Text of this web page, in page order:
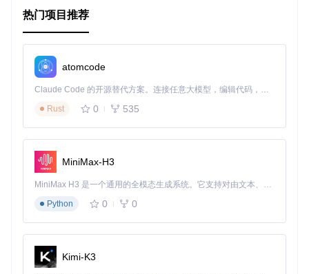
其他技术栈紧密集成，如 Docker 用于容器化、Kubernetes 用
与 Docker 集成
使用 Dockerfile 定义环境，使得项目的部署标准化，提高跨
平台兼容性。
提供 K8s 配置模板，允许轻松地将Winnie应用部署到 Ku
请注意，上述内容是基于虚构情景编写的，实际项目细节应参
考真实仓库中的 README 文件和其他官方文档。
热门项目推荐
atomcode
Claude Code 的开源替代方案。连接任意大模型，编辑代码，运行命令，自动验证 — 全自动执行。用 Rust 构建，极致性能。 ｜ An open-source alternative to Claude Code. Connect any LLM, edit code, run commands, and verify changes — autonomously. Built in Rust for speed. Get Started
Rust
0 535
MiniMax-H3
MiniMax H3 是一个通用的全模态生成系统。它支持对由文本、图像、视频和音频组成的多模态上下文进行统一理解，并能生成分辨率高达 2K、时长可达 15 秒的带原生立体声音频的视频。得益于面向任务泛化的系统设计，H3 在预训练阶段就已具备广泛的多模态上下文理解与生成能力，能够出色地执行复杂的多模态指令。
Python
0 0
Kimi-K3